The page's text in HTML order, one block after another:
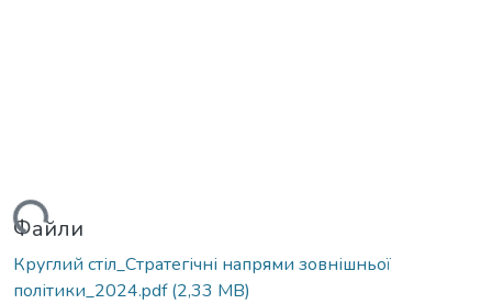
Файли
Круглий стіл_Стратегічні напрями зовнішньої
політики_2024.pdf(2,33 MB)